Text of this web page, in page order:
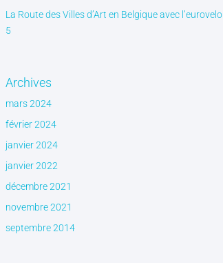
La Route des Villes d’Art en Belgique avec l’eurovelo
5
Archives
mars 2024
février 2024
janvier 2024
janvier 2022
décembre 2021
novembre 2021
septembre 2014